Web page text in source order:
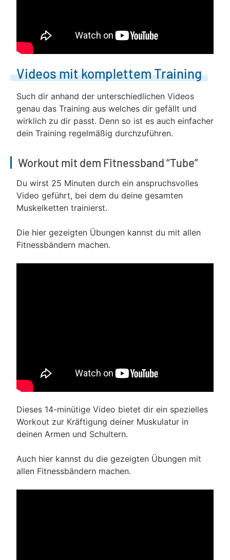
Videos mit komplettem Training
Such dir anhand der unterschiedlichen Videos
genau das Training aus welches dir gefällt und
wirklich zu dir passt. Denn so ist es auch einfacher
dein Training regelmäßig durchzuführen.
Workout mit dem Fitnessband “Tube”
Du wirst 25 Minuten durch ein anspruchsvolles
Video geführt, bei dem du deine gesamten
Muskelketten trainierst.
Die hier gezeigten Übungen kannst du mit allen
Fitnessbändern machen.
Dieses 14-minütige Video bietet dir ein spezielles
Workout zur Kräftigung deiner Muskulatur in
deinen Armen und Schultern.
Auch hier kannst du die gezeigten Übungen mit
allen Fitnessbändern machen.